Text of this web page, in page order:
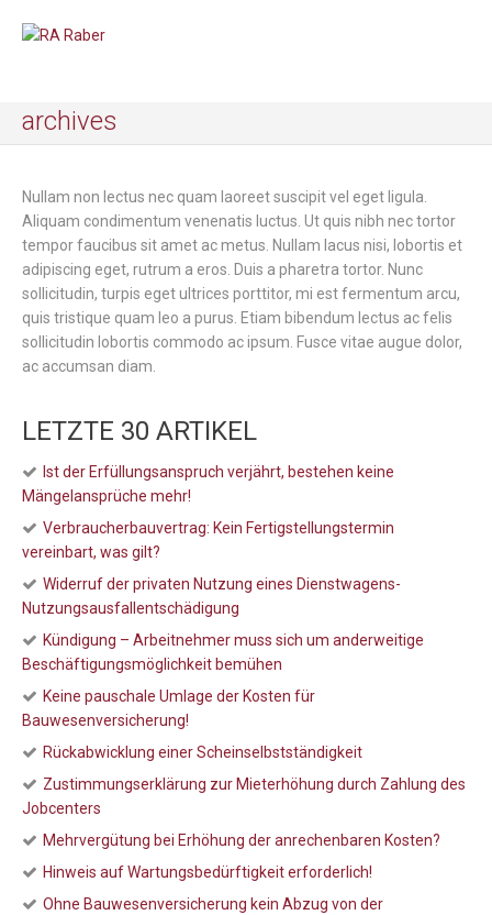
archives
Nullam non lectus nec quam laoreet suscipit vel eget ligula.
Aliquam condimentum venenatis luctus. Ut quis nibh nec tortor
tempor faucibus sit amet ac metus. Nullam lacus nisi, lobortis et
adipiscing eget, rutrum a eros. Duis a pharetra tortor. Nunc
sollicitudin, turpis eget ultrices porttitor, mi est fermentum arcu,
quis tristique quam leo a purus. Etiam bibendum lectus ac felis
sollicitudin lobortis commodo ac ipsum. Fusce vitae augue dolor,
ac accumsan diam.
LETZTE 30 ARTIKEL
Ist der Erfüllungsanspruch verjährt, bestehen keine
Mängelansprüche mehr!
Verbraucherbauvertrag: Kein Fertigstellungstermin
vereinbart, was gilt?
Widerruf der privaten Nutzung eines Dienstwagens-
Nutzungsausfallentschädigung
Kündigung – Arbeitnehmer muss sich um anderweitige
Beschäftigungsmöglichkeit bemühen
Keine pauschale Umlage der Kosten für
Bauwesenversicherung!
Rückabwicklung einer Scheinselbstständigkeit
Zustimmungserklärung zur Mieterhöhung durch Zahlung des
Jobcenters
Mehrvergütung bei Erhöhung der anrechenbaren Kosten?
Hinweis auf Wartungsbedürftigkeit erforderlich!
Ohne Bauwesenversicherung kein Abzug von der